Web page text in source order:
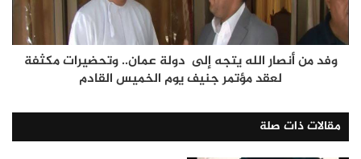
وفد من أنصار الله يتجه إلى دولة عمان.. وتحضيرات مكثفة
لعقد مؤتمر جنيف يوم الخميس القادم
مقالات ذات صلة